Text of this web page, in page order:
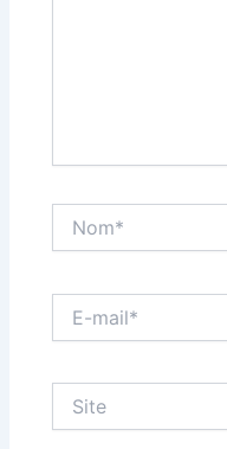
mail*